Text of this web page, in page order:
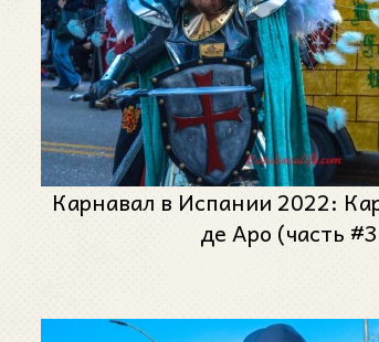
Карнавал в Испании 2022:
де Аро (часть